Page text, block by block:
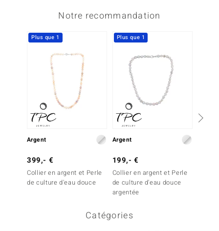
Notre recommandation
Plus que 1
Argent
399,- €
Collier en argent et Perle
de culture d'eau douce
Plus que 1
Argent
199,- €
Collier en argent et Perle
de culture d'eau douce
argentée
Catégories